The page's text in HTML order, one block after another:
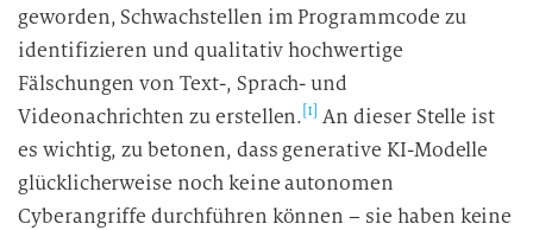
geworden, Schwachstellen im Programmcode zu
identifizieren und qualitativ hochwertige
Fälschungen von Text-, Sprach- und
Videonachrichten zu erstellen. [1] An dieser Stelle ist
es wichtig, zu betonen, dass generative KI-Modelle
glücklicherweise noch keine autonomen
Cyberangriffe durchführen können – sie haben keine